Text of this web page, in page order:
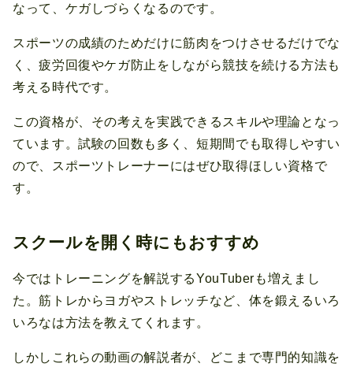
なって、ケガしづらくなるのです。
スポーツの成績のためだけに筋肉をつけさせるだけでな
く、疲労回復やケガ防止をしながら競技を続ける方法も
考える時代です。
この資格が、その考えを実践できるスキルや理論となっ
ています。試験の回数も多く、短期間でも取得しやすい
ので、スポーツトレーナーにはぜひ取得ほしい資格で
す。
スクールを開く時にもおすすめ
今ではトレーニングを解説するYouTuberも増えまし
た。筋トレからヨガやストレッチなど、体を鍛えるいろ
いろなは方法を教えてくれます。
しかしこれらの動画の解説者が、どこまで専門的知識を